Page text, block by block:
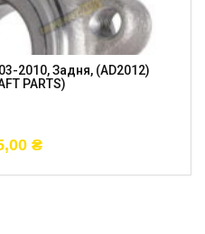
2010, Задня, (AD2012)
PARTS)
₴